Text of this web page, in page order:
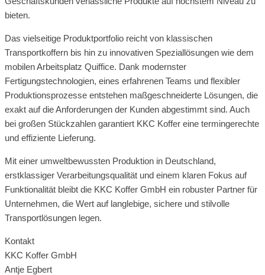
bieten.
Das vielseitige Produktportfolio reicht von klassischen
Transportkoffern bis hin zu innovativen Speziallösungen wie dem
mobilen Arbeitsplatz Quiffice. Dank modernster
Fertigungstechnologien, eines erfahrenen Teams und flexibler
Produktionsprozesse entstehen maßgeschneiderte Lösungen, die
exakt auf die Anforderungen der Kunden abgestimmt sind. Auch
bei großen Stückzahlen garantiert KKC Koffer eine termingerechte
und effiziente Lieferung.
Mit einer umweltbewussten Produktion in Deutschland,
erstklassiger Verarbeitungsqualität und einem klaren Fokus auf
Funktionalität bleibt die KKC Koffer GmbH ein robuster Partner für
Unternehmen, die Wert auf langlebige, sichere und stilvolle
Transportlösungen legen.
Kontakt
KKC Koffer GmbH
Antje Egbert